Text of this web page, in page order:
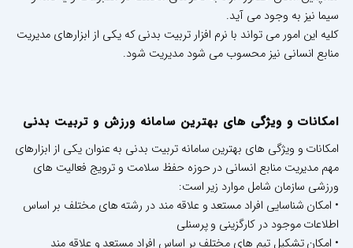
سیما نیز به وجود می آید.
کلیه این امور می تواند با نرم افزار تربیت بدنی که یکی از ابزارهای مدیریت
منابع انسانی نیز محسوب می شود مدیریت شود.
امکانات و ویژگی های بهترین سامانه ورزش و تربیت بدنی
امکانات و ویژگی های بهترین سامانه تربیت بدنی به عنوان یکی از ابزارهای
مهم مدیریت منابع انسانی در حوزه حفظ سلامت و ترویج فعالیت های
ورزشی سازمان شامل موارد زیر است:
• امکان شناسایی افراد مستعد و علاقه مند در رشته های مختلف بر اساس
اطلاعات موجود در کارگزینی و پرسنلی
• امکان تشکیل تیم های مختلف بر اساس افراد مستعد و علاقه مند